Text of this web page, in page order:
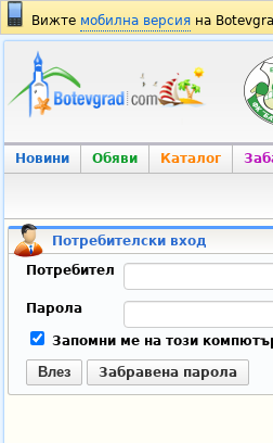
Вижте мобилна версия на
Новини Обяви Каталог
Потребителски вход
Потребител
Парола
Запомни ме на този
Влез Забравена парола